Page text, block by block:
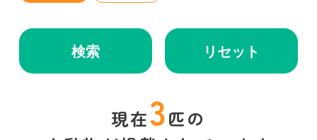
検索 リセット
現在3匹の